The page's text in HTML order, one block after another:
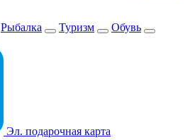
Рыбалка Туризм
Обувь
Эл. подарочная карта